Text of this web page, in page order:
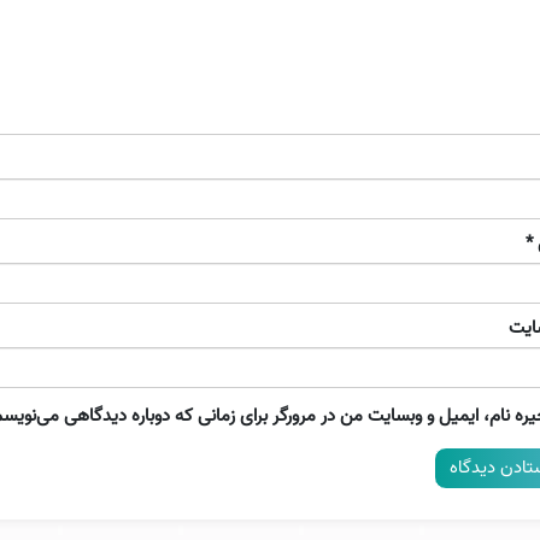
*
نام، ایمیل و وبسایت من در مرورگر برای زمانی که دوباره دیدگاهی